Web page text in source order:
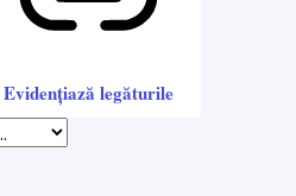
Evidențiază legăturile